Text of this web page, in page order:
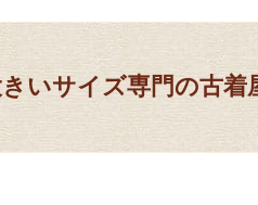
いサイズ専門の古